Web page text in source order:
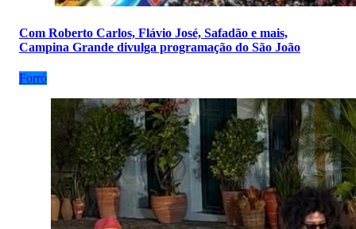
Com Roberto Carlos, Flávio José, Safadão e mais,
Campina Grande divulga programação do São João
Forró